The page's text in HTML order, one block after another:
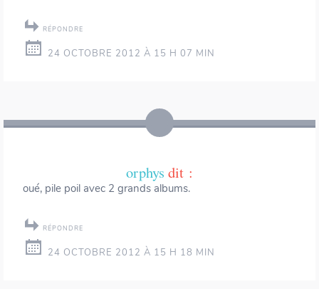
RÉPONDRE
24 OCTOBRE 2012 À 15 H 07 MIN
orphys dit :
oué, pile poil avec 2 grands albums.
RÉPONDRE
24 OCTOBRE 2012 À 15 H 18 MIN